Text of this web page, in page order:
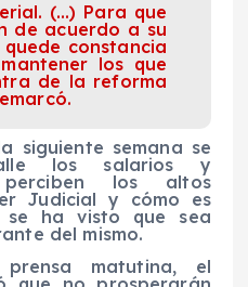
(…) Para que
de acuerdo a su
constancia
los que
de la reforma
siguiente semana se
los salarios y
los altos
Judicial y cómo es
ha visto que sea
del mismo.
matutina, el